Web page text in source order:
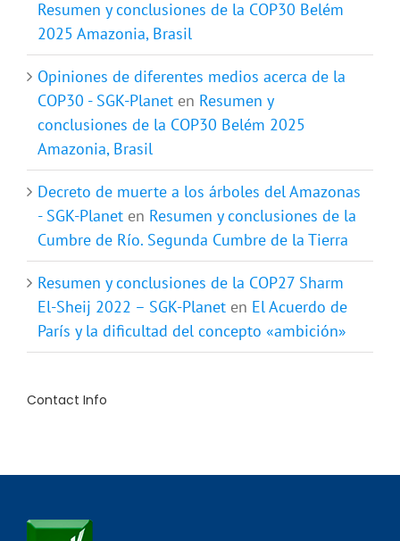
Resumen y conclusiones de la COP30 Belém
2025 Amazonia, Brasil
Opiniones de diferentes medios acerca de la
COP30 - SGK-Planet en Resumen y
conclusiones de la COP30 Belém 2025
Amazonia, Brasil
Decreto de muerte a los árboles del Amazonas
- SGK-Planet en Resumen y conclusiones de la
Cumbre de Río. Segunda Cumbre de la Tierra
Resumen y conclusiones de la COP27 Sharm
El-Sheij 2022 – SGK-Planet en El Acuerdo de
París y la dificultad del concepto «ambición»
Contact Info